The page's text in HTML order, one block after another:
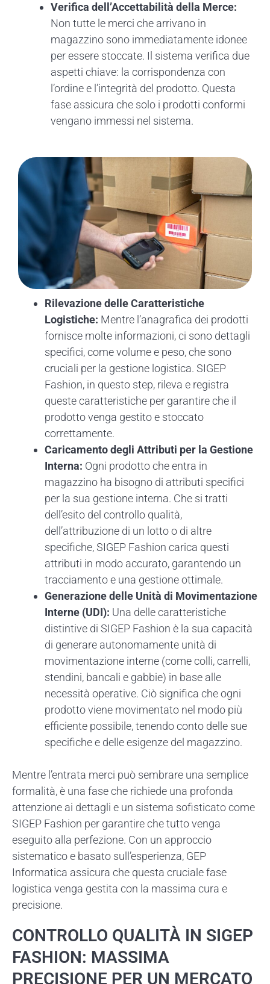
Verifica dell’Accettabilità della Merce:
Non tutte le merci che arrivano in
magazzino sono immediatamente idonee
per essere stoccate. Il sistema verifica due
aspetti chiave: la corrispondenza con
l’ordine e l’integrità del prodotto. Questa
fase assicura che solo i prodotti conformi
vengano immessi nel sistema.
Rilevazione delle Caratteristiche
Logistiche: Mentre l’anagrafica dei prodotti
fornisce molte informazioni, ci sono dettagli
specifici, come volume e peso, che sono
cruciali per la gestione logistica. SIGEP
Fashion, in questo step, rileva e registra
queste caratteristiche per garantire che il
prodotto venga gestito e stoccato
correttamente.
Caricamento degli Attributi per la Gestione
Interna: Ogni prodotto che entra in
magazzino ha bisogno di attributi specifici
per la sua gestione interna. Che si tratti
dell’esito del controllo qualità,
dell’attribuzione di un lotto o di altre
specifiche, SIGEP Fashion carica questi
attributi in modo accurato, garantendo un
tracciamento e una gestione ottimale.
Generazione delle Unità di Movimentazione
Interne (UDI): Una delle caratteristiche
distintive di SIGEP Fashion è la sua capacità
di generare autonomamente unità di
movimentazione interne (come colli, carrelli,
stendini, bancali e gabbie) in base alle
necessità operative. Ciò significa che ogni
prodotto viene movimentato nel modo più
efficiente possibile, tenendo conto delle sue
specifiche e delle esigenze del magazzino.
Mentre l’entrata merci può sembrare una semplice
formalità, è una fase che richiede una profonda
attenzione ai dettagli e un sistema sofisticato come
SIGEP Fashion per garantire che tutto venga
eseguito alla perfezione. Con un approccio
sistematico e basato sull’esperienza, GEP
Informatica assicura che questa cruciale fase
logistica venga gestita con la massima cura e
precisione.
CONTROLLO QUALITÀ IN SIGEP
FASHION: MASSIMA
PRECISIONE PER UN MERCATO